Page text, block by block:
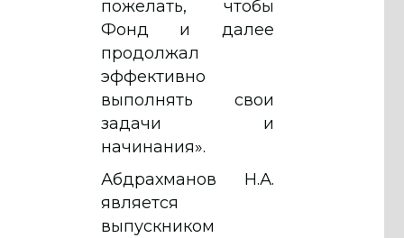
пожелать, чтобы
Фонд и далее
продолжал
эффективно
выполнять свои
задачи и
начинания».
Абдрахманов Н.А.
является
выпускником